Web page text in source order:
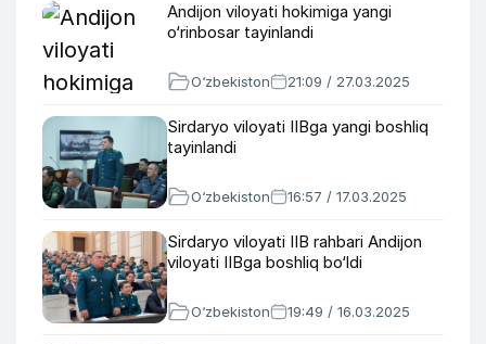
Andijon viloyati hokimiga yangi
o‘rinbosar tayinlandi
O‘zbekiston 21:09 / 27.03.2025
Sirdaryo viloyati IIBga yangi boshliq
tayinlandi
O‘zbekiston 16:57 / 17.03.2025
Sirdaryo viloyati IIB rahbari Andijon
viloyati IIBga boshliq bo‘ldi
O‘zbekiston 19:49 / 16.03.2025